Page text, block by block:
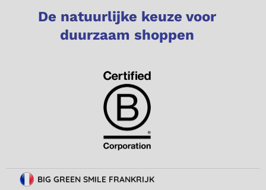
De natuurlijke keuze voor
duurzaam shoppen
BIG GREEN SMILE FRANKRIJK